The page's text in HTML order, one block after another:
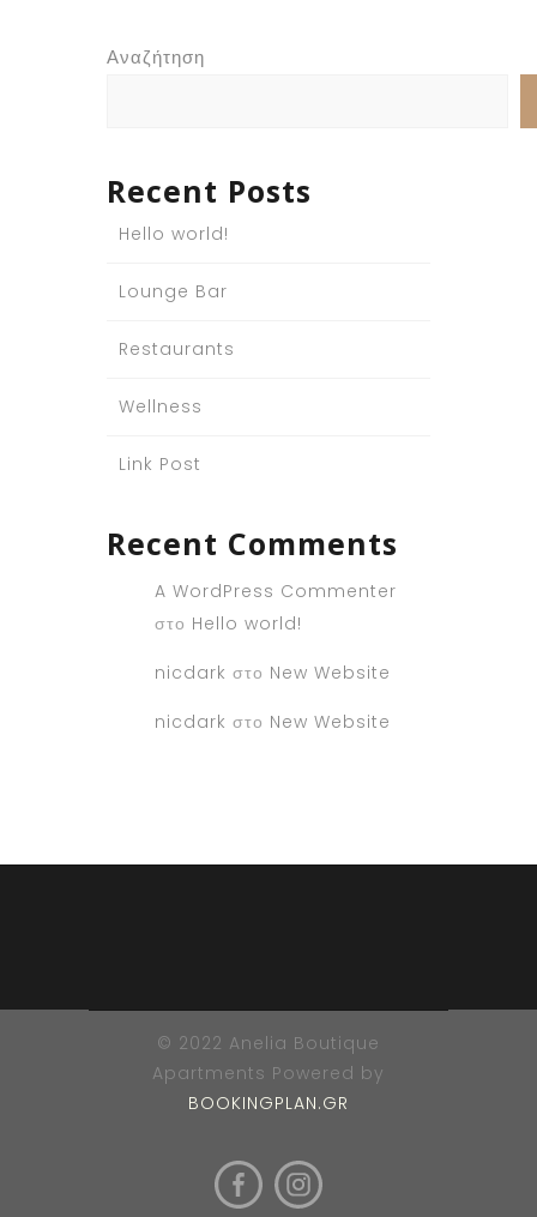
Αναζήτηση
Recent Posts
Hello world!
Lounge Bar
Restaurants
Wellness
Link Post
Recent Comments
A WordPress Commenter
στο Hello world!
nicdark στο New Website
nicdark στο New Website
© 2022 Anelia Boutique
Apartments Powered by
BOOKINGPLAN.GR